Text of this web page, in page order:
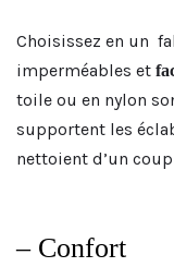
Choisissez en un
imperméables et
toile ou en nylon
supportent les
nettoient d’un
– Confort